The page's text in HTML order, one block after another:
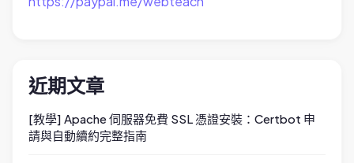
近期文章
[教學] Apache 伺服器免費 SSL 憑證安裝：Certbot 申
請與自動續約完整指南